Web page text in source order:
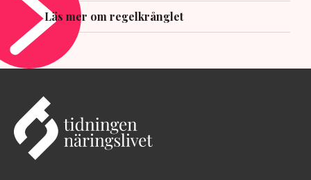
Läs mer om regelkrånglet